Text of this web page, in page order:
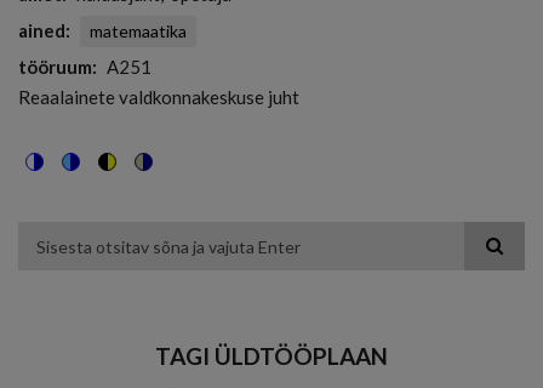
ained
matemaatika
tööruum
A251
Reaalainete valdkonnakeskuse juht
theme
TAGI ÜLDTÖÖPLAAN